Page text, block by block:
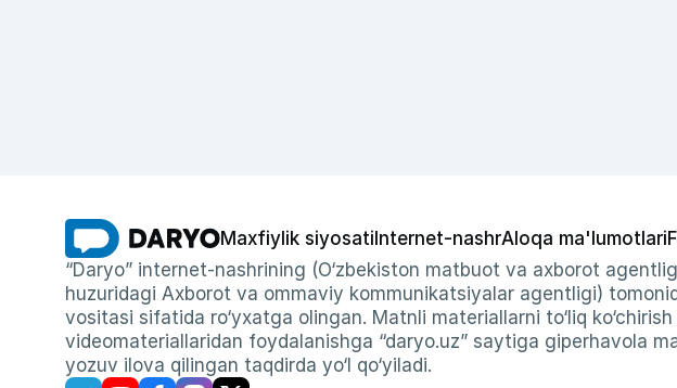
Maxfiylik siyosati Internet-nashrAloqa ma'lumotlari
“Daryo” internet-nashrining (O‘zbekiston matbuot va axborot
huzuridagi Axborot va ommaviy kommunikatsiyalar agentligi)
vositasi sifatida ro‘yxatga olingan. Matnli materiallarni to‘liq
videomateriallaridan foydalanishga “daryo.uz” saytiga giperhavola
yozuv ilova qilingan taqdirda yo‘l qo‘yiladi.